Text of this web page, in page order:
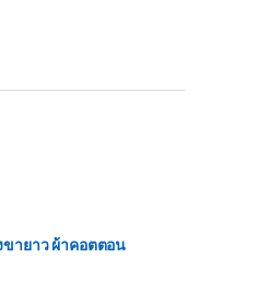
ขายาว ผ้าคอตตอน